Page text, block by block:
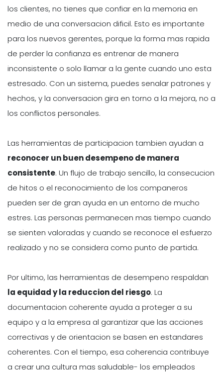
los clientes, no tienes que confiar en la memoria en
medio de una conversacion dificil. Esto es importante
para los nuevos gerentes, porque la forma mas rapida
de perder la confianza es entrenar de manera
inconsistente o solo llamar a la gente cuando uno esta
estresado. Con un sistema, puedes senalar patrones y
hechos, y la conversacion gira en torno a la mejora, no a
los conflictos personales.
Las herramientas de participacion tambien ayudan a
reconocer un buen desempeno de manera
consistente. Un flujo de trabajo sencillo, la consecucion
de hitos o el reconocimiento de los companeros
pueden ser de gran ayuda en un entorno de mucho
estres. Las personas permanecen mas tiempo cuando
se sienten valoradas y cuando se reconoce el esfuerzo
realizado y no se considera como punto de partida.
Por ultimo, las herramientas de desempeno respaldan
la equidad y la reduccion del riesgo. La
documentacion coherente ayuda a proteger a su
equipo y a la empresa al garantizar que las acciones
correctivas y de orientacion se basen en estandares
coherentes. Con el tiempo, esa coherencia contribuye
a crear una cultura mas saludable- los empleados